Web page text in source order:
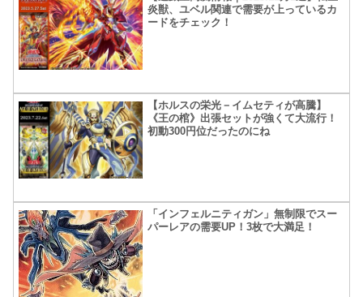
炎獣、ユベル関連で需要が上っているカ
ードをチェック！
【ホルスの栄光－イムセティが高騰】
《王の棺》出張セットが強くて大流行！
初動300円位だったのにね
「インフェルニティガン」無制限でスー
パーレアの需要UP！3枚で大満足！